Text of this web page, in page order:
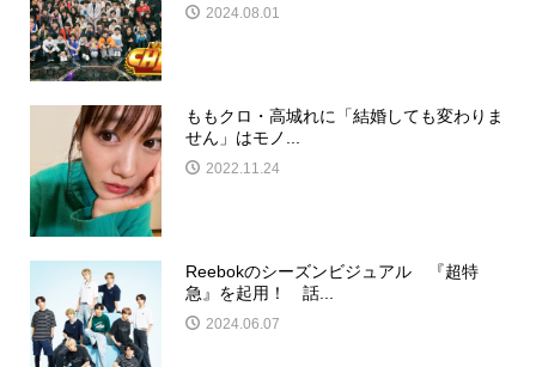
2024.08.01
ももクロ・高城れに「結婚しても変わりま
せん」はモノ...
2022.11.24
Reebokのシーズンビジュアル 『超特
急』を起用！ 話...
2024.06.07